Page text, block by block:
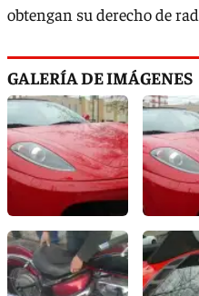
obtengan su derecho de
GALERÍA DE IMÁGENES